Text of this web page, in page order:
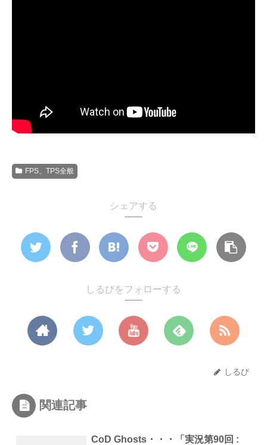
FPS、TPS全般
シェアする
しるびをフォローする
しるび
関連記事
CoD Ghosts・・・「実況第90回 :